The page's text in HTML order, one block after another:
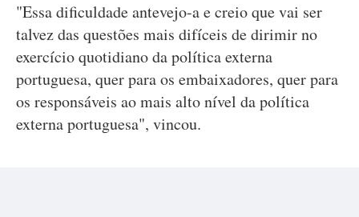
"Essa dificuldade antevejo-a e creio que vai ser
talvez das questões mais difíceis de dirimir no
exercício quotidiano da política externa
portuguesa, quer para os embaixadores, quer para
os responsáveis ao mais alto nível da política
externa portuguesa", vincou.